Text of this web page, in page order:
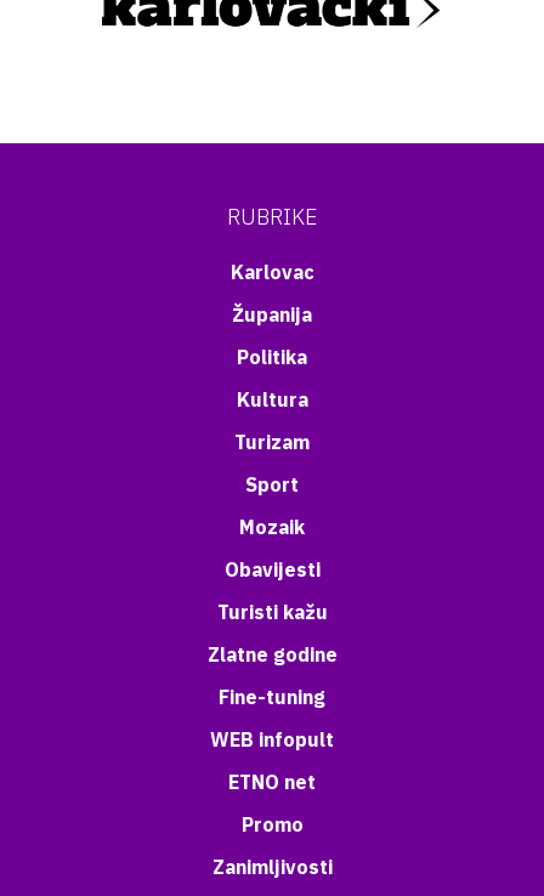
RUBRIKE
Karlovac
Županija
Politika
Kultura
Turizam
Sport
Mozaik
Obavijesti
Turisti kažu
Zlatne godine
Fine-tuning
WEB infopult
ETNO net
Promo
Zanimljivosti